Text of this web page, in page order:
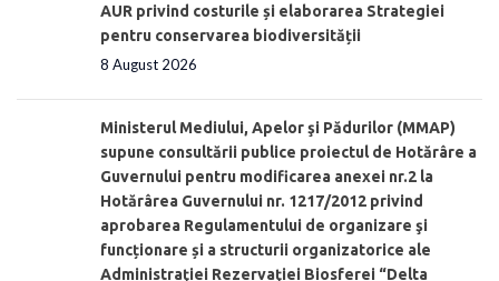
AUR privind costurile și elaborarea Strategiei
pentru conservarea biodiversității
8 August 2026
Ministerul Mediului, Apelor şi Pădurilor (MMAP)
supune consultării publice proiectul de Hotărâre a
Guvernului pentru modificarea anexei nr.2 la
Hotărârea Guvernului nr. 1217/2012 privind
aprobarea Regulamentului de organizare şi
funcționare și a structurii organizatorice ale
Administraţiei Rezervaţiei Biosferei “Delta